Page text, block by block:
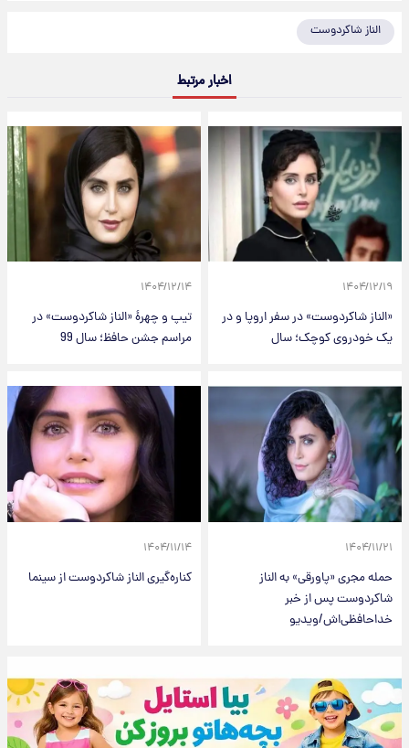
الناز شاکردوست
اخبار مرتبط
۱۴۰۴/۱۲/۱۹
«الناز شاکردوست» در سفر اروپا و در
یک خودروی کوچک؛ سال
۱۴۰۴/۱۲/۱۴
تیپ و چهرۀ «الناز شاکردوست» در
مراسم جشن حافظ؛ سال 99
۱۴۰۴/۱۱/۲۱
حمله مجری «پاورقی» به الناز
شاکردوست پس از خبر
خداحافظی‌اش/ویدیو
۱۴۰۴/۱۱/۱۴
کناره‌گیری الناز شاکردوست از سینما